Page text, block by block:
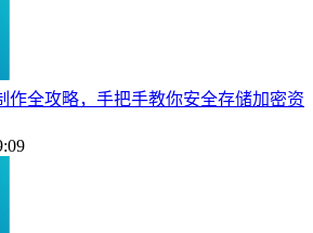
作全攻略，手把手教你安全存储加密资